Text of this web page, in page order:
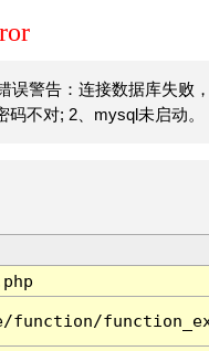
误警告：连接数据库失败
码不对; 2、mysql未启动。
function/